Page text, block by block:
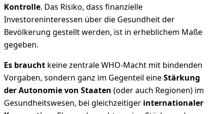
Kontrolle. Das Risiko, dass finanzielle
Investoreninteressen über die Gesundheit der
Bevölkerung gestellt werden, ist in erheblichem Maße
gegeben.
Es braucht keine zentrale WHO-Macht mit bindenden
Vorgaben, sondern ganz im Gegenteil eineStärkung
der Autonomie von Staaten (oder auch Regionen) im
Gesundheitswesen, bei gleichzeitiger internationaler